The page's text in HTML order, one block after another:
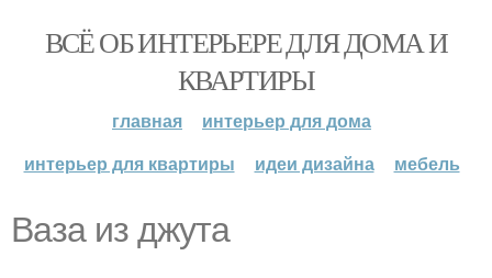
ВСЁ ОБ ИНТЕРЬЕРЕ ДЛЯ ДОМА И
КВАРТИРЫ
главная
интерьер для дома
интерьер для квартиры
идеи дизайна мебель
Ваза из джута